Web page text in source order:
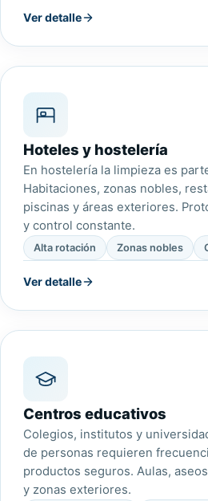
Ver detalle
Hoteles y hostelería
En hostelería la limpieza es
Habitaciones, zonas nobles,
piscinas y áreas exteriores.
y control constante.
Alta rotación Zonas nobles
Ver detalle
Centros educativos
Colegios, institutos y
de personas requieren
productos seguros. Aulas,
y zonas exteriores.